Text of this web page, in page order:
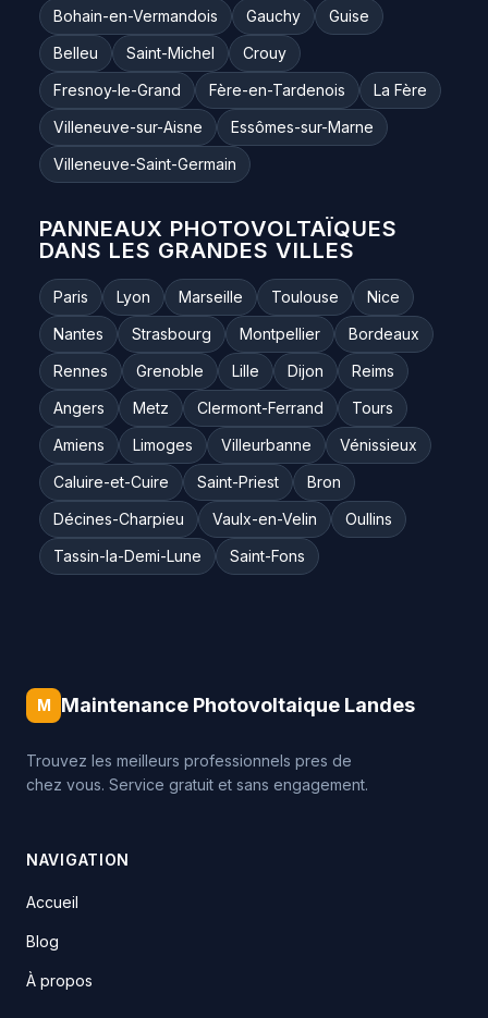
Bohain-en-Vermandois
Gauchy
Guise
Belleu
Saint-Michel
Crouy
Fresnoy-le-Grand
Fère-en-Tardenois
La Fère
Villeneuve-sur-Aisne
Essômes-sur-Marne
Villeneuve-Saint-Germain
PANNEAUX PHOTOVOLTAÏQUES
DANS LES GRANDES VILLES
Paris Lyon Marseille Toulouse
Nice
Nantes
Strasbourg Montpellier
Bordeaux
Rennes
Grenoble Lille Dijon
Reims
Angers
Metz Clermont-Ferrand
Tours
Amiens
Limoges Villeurbanne
Vénissieux
Caluire-et-Cuire
Saint-Priest
Bron
Décines-Charpieu
Vaulx-en-Velin
Oullins
Tassin-la-Demi-Lune
Saint-Fons
M Maintenance Photovoltaique Landes
Trouvez les meilleurs professionnels pres de
chez vous. Service gratuit et sans engagement.
NAVIGATION
Accueil
Blog
À propos